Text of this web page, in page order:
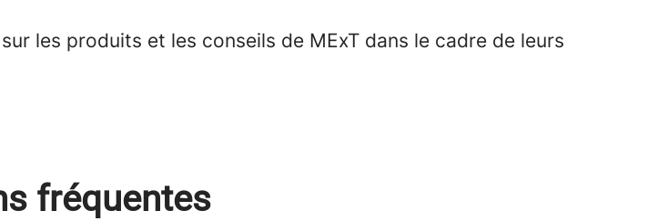
les produits et les conseils de MExT dans le cadre de leurs
fréquentes